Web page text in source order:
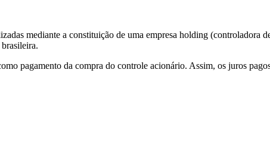
mediante a constituição de uma empresa holding (controladora
pagamento da compra do controle acionário. Assim, os juros